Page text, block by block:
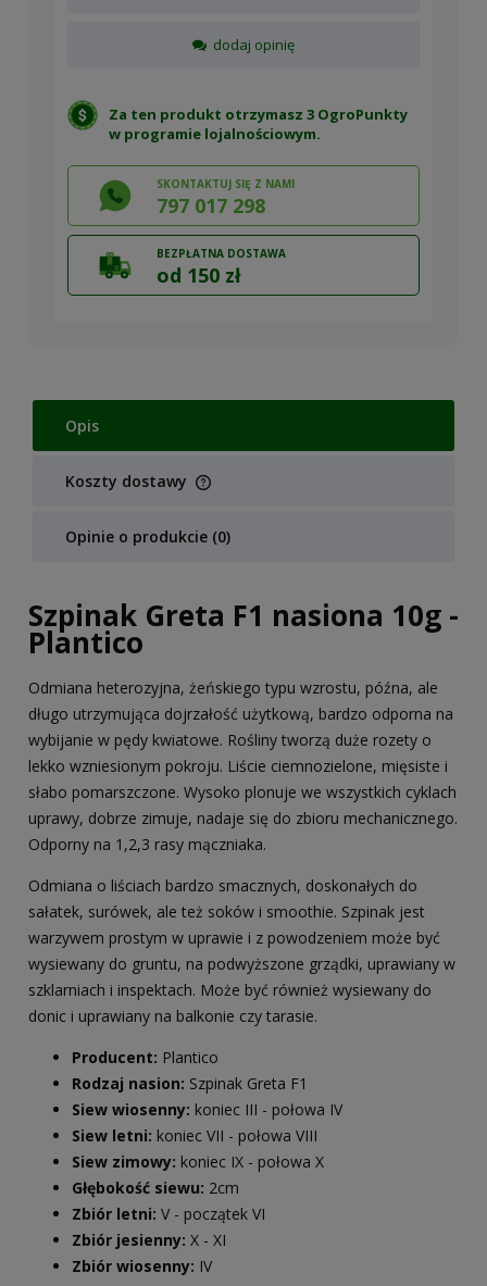
dodaj opinię
Za ten produkt otrzymasz 3 OgroPunkty
w programie lojalnościowym.
SKONTAKTUJ SIĘ Z NAMI
797 017 298
BEZPŁATNA DOSTAWA
od 150 zł
Opis
Koszty dostawy
Cena nie zawiera ewentualnych kosztów płatności
Opinie o produkcie (0)
Szpinak Greta F1 nasiona 10g -
Plantico
Odmiana heterozyjna, żeńskiego typu wzrostu, późna, ale
długo utrzymująca dojrzałość użytkową, bardzo odporna na
wybijanie w pędy kwiatowe. Rośliny tworzą duże rozety o
lekko wzniesionym pokroju. Liście ciemnozielone, mięsiste i
słabo pomarszczone. Wysoko plonuje we wszystkich cyklach
uprawy, dobrze zimuje, nadaje się do zbioru mechanicznego.
Odporny na 1,2,3 rasy mączniaka.
Odmiana o liściach bardzo smacznych, doskonałych do
sałatek, surówek, ale też soków i smoothie. Szpinak jest
warzywem prostym w uprawie i z powodzeniem może być
wysiewany do gruntu, na podwyższone grządki, uprawiany w
szklarniach i inspektach. Może być również wysiewany do
donic i uprawiany na balkonie czy tarasie.
Producent: Plantico
Rodzaj nasion: Szpinak Greta F1
Siew wiosenny: koniec III - połowa IV
Siew letni: koniec VII - połowa VIII
Siew zimowy: koniec IX - połowa X
Głębokość siewu: 2cm
Zbiór letni: V - początek VI
Zbiór jesienny: X - XI
Zbiór wiosenny: IV